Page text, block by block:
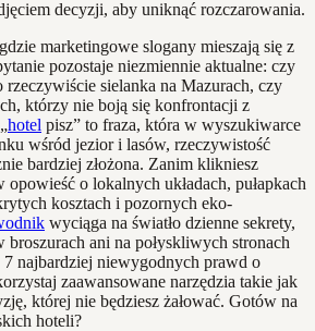
decyzji, aby uniknąć rozczarowania.
marketingowe slogany mieszają się z
pozostaje niezmiennie aktualne: czy
sielanka na Mazurach, czy
którzy nie boją się konfrontacji z
hotel pisz” to fraza, która w wyszukiwarce
wśród jezior i lasów, rzeczywistość
bardziej złożona. Zanim klikniesz
opowieść o lokalnych układach, pułapkach
kosztach i pozornych eko-
wyciąga na światło dzienne sekrety,
ani na połyskliwych stronach
najbardziej niewygodnych prawd o
zaawansowane narzędzia takie jak
której nie będziesz żałować. Gotów na
hoteli?